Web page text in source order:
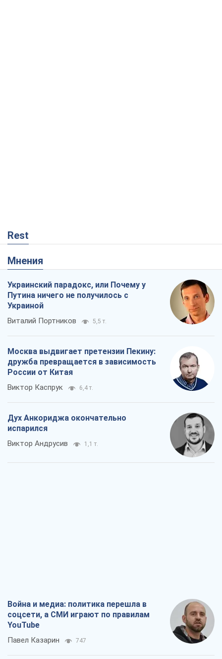
Rest
Мнения
Украинский парадокс, или Почему у
Путина ничего не получилось с
Украиной
Виталий Портников 5,5 т.
Москва выдвигает претензии Пекину:
дружба превращается в зависимость
России от Китая
Виктор Каспрук 6,4 т.
Дух Анкориджа окончательно
испарился
Виктор Андрусив 1,1 т.
Война и медиа: политика перешла в
соцсети, а СМИ играют по правилам
YouTube
Павел Казарин 747